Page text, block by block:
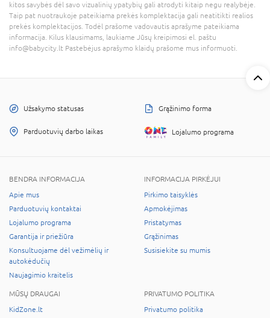
kitos savybės dėl savo vizualinių ypatybių gali atrodyti kitaip negu realybėje.
Taip pat nuotraukoje pateikiama prekės komplektacija gali neatitikti realios
prekės komplektacijos. Todėl prašome vadovautis aprašyme pateikiama
informacija. Kilus klausimams, laukiame Jūsų kreipimosi el. paštu
info@babycity.lt Pastebėjus aprašymo klaidų prašome mus informuoti.
Užsakymo statusas Grąžinimo forma
Parduotuvių darbo laikas Lojalumo programa
BENDRA INFORMACIJA
Apie mus
Parduotuvių kontaktai
Lojalumo programa
Garantija ir priežiūra
Konsultuojame dėl vežimėlių ir
autokėdučių
Naujagimio kraitelis
INFORMACIJA PIRKĖJUI
Pirkimo taisyklės
Apmokėjimas
Pristatymas
Grąžinimas
Susisiekite su mumis
MŪSŲ DRAUGAI
KidZone.lt
PRIVATUMO POLITIKA
Privatumo politika